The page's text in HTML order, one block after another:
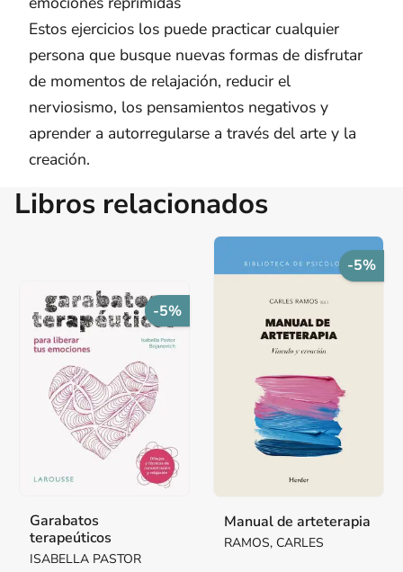
Estos ejercicios los puede practicar cualquier
persona que busque nuevas formas de disfrutar
de momentos de relajación, reducir el
nerviosismo, los pensamientos negativos y
aprender a autorregularse a través del arte y la
creación.
Libros relacionados
-5%
Garabatos
terapeúticos
ISABELLA PASTOR
-5%
Manual de arteterapia
RAMOS, CARLES